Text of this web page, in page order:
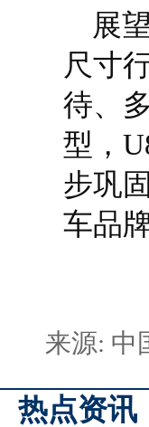
展
尺寸
待、
型，
步巩
车品
来源: 中
热点资讯